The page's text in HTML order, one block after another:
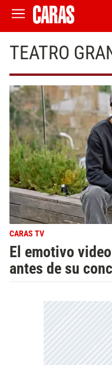
TEATRO
CARAS TV
El emotivo
antes de su